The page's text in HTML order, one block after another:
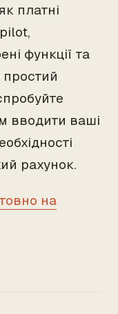
платні
функції та
вводити ваші
рахунок.
на